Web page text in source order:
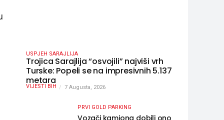
USPJEH SARAJLIJA
Trojica Sarajlija “osvojili” najviši vrh
Turske: Popeli se na impresivnih 5.137
metara
VIJESTI BIH 7 Augusta, 2026
PRVI GOLD PARKING
Vozači kamiona dobili ono